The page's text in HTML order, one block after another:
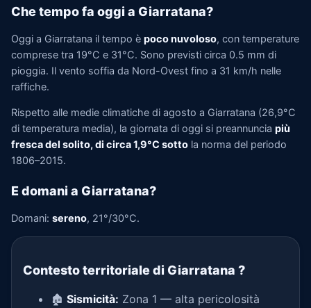
Che tempo fa oggi a Giarratana?
Oggi a Giarratana il tempo è poco nuvoloso, con temperature
comprese tra 19°C e 31°C. Sono previsti circa 0.5 mm di
pioggia. Il vento soffia da Nord-Ovest fino a 31 km/h nelle
raffiche.
Rispetto alle medie climatiche di agosto a Giarratana (26,9°C
di temperatura media), la giornata di oggi si preannuncia più
fresca del solito, di circa 1,9°C sotto la norma del periodo
1806–2015.
E domani a Giarratana?
Domani: sereno, 21°/30°C.
Contesto territoriale di Giarratana ?
🏚️ Sismicità: Zona 1 — alta pericolosità